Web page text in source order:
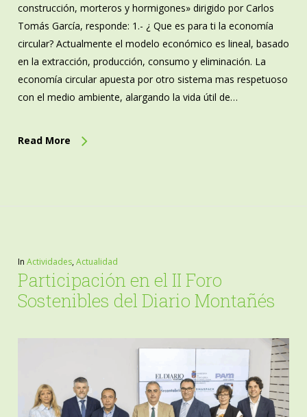
construcción, morteros y hormigones» dirigido por Carlos
Tomás García, responde: 1.- ¿ Que es para ti la economía
circular? Actualmente el modelo económico es lineal, basado
en la extracción, producción, consumo y eliminación. La
economía circular apuesta por otro sistema mas respetuoso
con el medio ambiente, alargando la vida útil de…
Read More
In Actividades,Actualidad
Participación en el II Foro
Sostenibles del Diario Montañés